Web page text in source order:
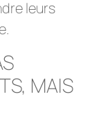
leurs
MAIS